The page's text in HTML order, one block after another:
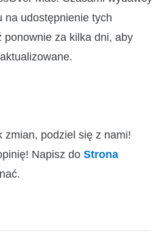
na udostępnienie tych
ponownie za kilka dni, aby
zmian, podziel się z nami!
Napisz do Strona